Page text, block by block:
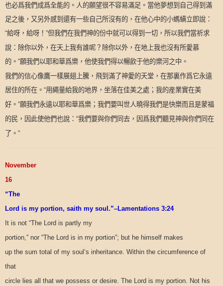
也必爲我們成爲全能的。人的願望很不容易滿足。當他夢想到自己得到滿
足之後，又另外感到還有一些自己所沒有的，在他心中的小螞蟥立即說：
“給呀，給呀！ ”但我們在我們神的份中就可以得到一切，所以我們當祈求
說：除你以外，在天上我有誰呢？除你以外，在地上我也沒有所愛慕
的。 ”願我們以耶和華爲樂，他使我們得以暢飲于他的樂河之中。
我們的信心像鷹一樣展翅上騰，飛到滿了神愛的天堂，在那裏作爲它永遠
居住的所在。 “用繩量給我的地界，坐落在佳美之處；我的産業實在美
好。 ”願我們永遠以耶和華爲樂；我們要叫世人曉得我們是快樂而且是蒙福
的民，因此使他們也說： “我們要與你們同去，因爲我們聽見神與你們同在
了。 ”
November
16
“The
Lord is my portion, saith my soul.”–Lamentations 3:24
It is not “The Lord is partly my
portion,” nor “The Lord is in my portion”; but he himself makes
up the sum total of my soul’s inheritance. Within the circumference of
that
circle lies all that we possess or desire. The Lord is my portion. Not his